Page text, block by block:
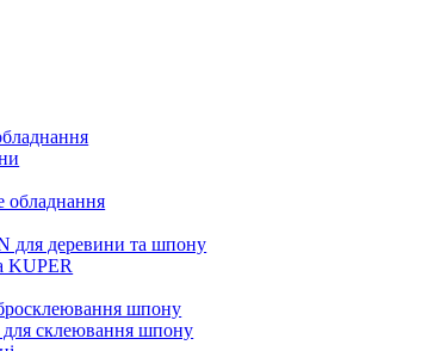
обладнання
для деревини та шпону
KUPER
шпону
для склеювання шпону